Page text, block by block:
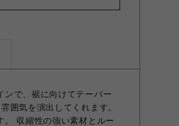
ンで、裾に向けてテーパー
囲気を演出してくれます。
。 収縮性の強い素材とルー